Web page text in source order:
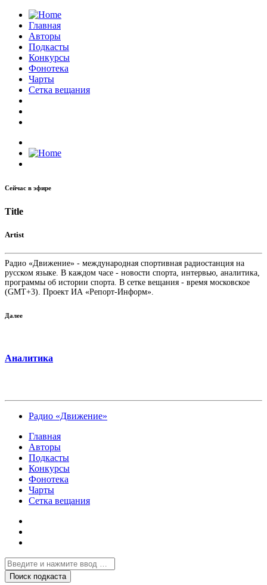
Главная
Авторы
Подкасты
Конкурсы
Фонотека
Чарты
Сетка вещания
Сейчас в эфире
Title
Artist
Радио «Движение» - международная спортивная радиостанция на
русском языке. В каждом часе - новости спорта, интервью, аналитика,
программы об истории спорта. В сетке вещания - время московское
(GMT+3). Проект ИА «Репорт-Информ».
Далее
Аналитика
Радио «Движение»
Главная
Авторы
Подкасты
Конкурсы
Фонотека
Чарты
Сетка вещания